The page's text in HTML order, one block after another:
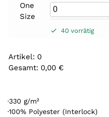
One
Size
40 vorrätig
Artikel: 0
Gesamt: 0,00 €
r
t
·330 g/m²
·100% Polyester (Interlock)